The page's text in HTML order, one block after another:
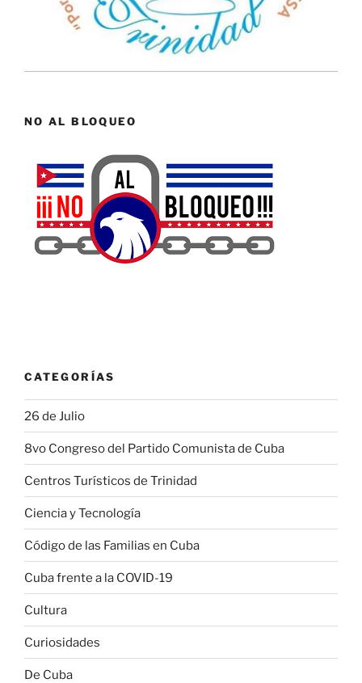
NO AL BLOQUEO
CATEGORÍAS
26 de Julio
8vo Congreso del Partido Comunista de Cuba
Centros Turísticos de Trinidad
Ciencia y Tecnología
Código de las Familias en Cuba
Cuba frente a la COVID-19
Cultura
Curiosidades
De Cuba